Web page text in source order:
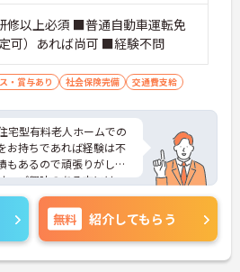
修以上必須 ■普通自動車運転免
可）あれば尚可 ■経験不問
・賞与あり 社会保険完備 交通費支給
宅型有料老人ホームでの
お持ちであれば経験は不
もあるので頑張りがしっ
。ご興味のある方には、
に詳細をお話ししますの
！
無料 紹介してもらう